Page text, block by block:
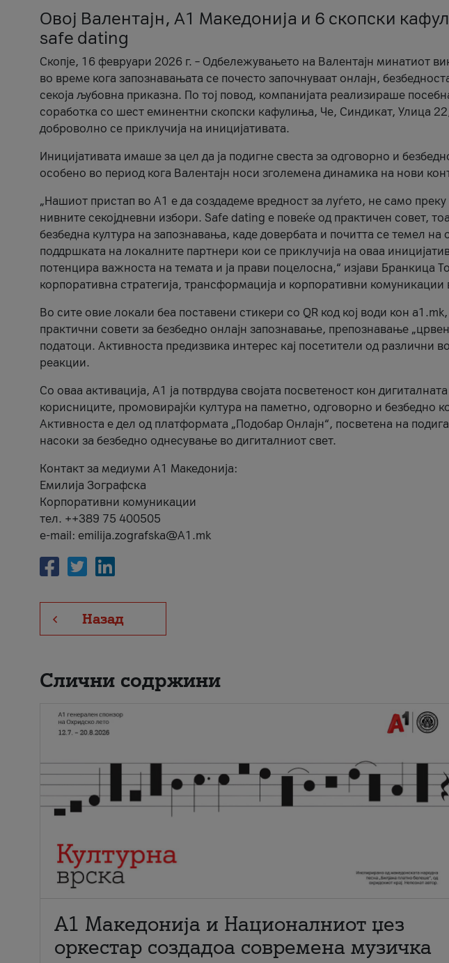
Овој Валентајн, A1 Македонија и 6 скопски
safe dating
Скопје, 16 февруари 2026 г. – Одбележувањето на Валентајн минатиот
во време кога запознавањата се почесто започнуваат онлајн,
секоја љубовна приказна. По тој повод, компанијата реализираше
соработка со шест еминентни скопски кафулиња, Че, Синдикат, Улица
доброволно се приклучија на иницијативата.
Иницијативата имаше за цел да ја подигне свеста за одговорно и
особено во период кога Валентајн носи зголемена динамика на нови
„Нашиот пристап во А1 е да создадеме вредност за луѓето, не само
нивните секојдневни избори. Safe dating е повеќе од практичен совет,
безбедна култура на запознавања, каде довербата и почитта се темел
поддршката на локалните партнери кои се приклучија на оваа
потенцира важноста на темата и ја прави поцелосна,“ изјави Бранкица
корпоративна стратегија, трансформација и корпоративни комуникации
Во сите овие локали беа поставени стикери со QR код кој води кон
практични совети за безбедно онлајн запознавање, препознавање
податоци. Активноста предизвика интерес кај посетители од различни
реакции.
Со оваа активација, А1 ја потврдува својата посветеност кон
корисниците, промовирајќи култура на паметно, одговорно и безбедно
Активноста е дел од платформата „Подобар Онлајн“, посветена на
насоки за безбедно однесување во дигиталниот свет.
Контакт за медиуми А1 Македонија:
Емилија Зографска
Корпоративни комуникации
тел. ++389 75 400505
e-mail: emilija.zografska@A1.mk
Назад
Слични содржини
А1 Македонија и Националниот џез
оркестар создадоа современа музичка